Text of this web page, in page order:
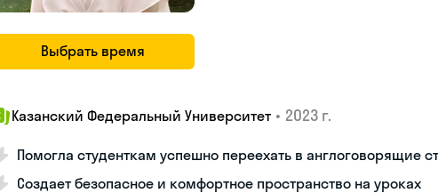
Выбрать время
Казанский Федеральный Университет • 2023 г.
Помогла студенткам успешно переехать в англоговорящие
Создает безопасное и комфортное пространство на уроках